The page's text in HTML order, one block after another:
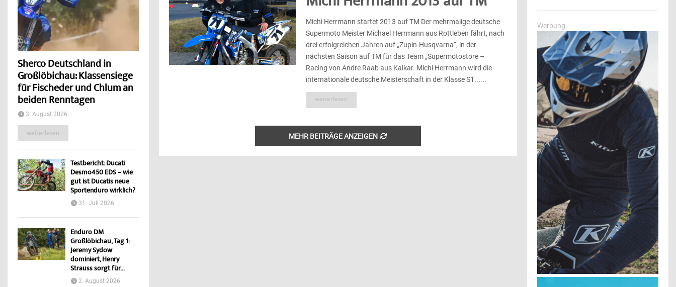
Michi Herrmann startet 2013 auf TM Der mehrmalige deutsche
Supermoto Meister Michael Herrmann aus Rottleben fährt, nach
drei erfolgreichen Jahren auf „Zupin-Husqvarna“, in der
nächsten Saison auf TM für das Team „Supermotostore –
Racing von Andre Raab aus Kalkar. Michi Herrmann wird die
internationale deutsche Meisterschaft in der Klasse S1......
weiterlesen
MEHR BEITRÄGE ANZEIGEN
Sherco Deutschland in
Großlöbichau: Klassensiege
für Fischeder und Chlum an
beiden Renntagen
3. August 2026
weiterlesen
Testbericht: Ducati
Desmo450 EDS – wie
gut ist Ducatis neue
Sportenduro wirklich?
31. Juli 2026
Enduro DM
Großlöbichau, Tag 1:
Jeremy Sydow
dominiert, Henry
Strauss sorgt für...
2. August 2026
o
r
R
C
Werbung